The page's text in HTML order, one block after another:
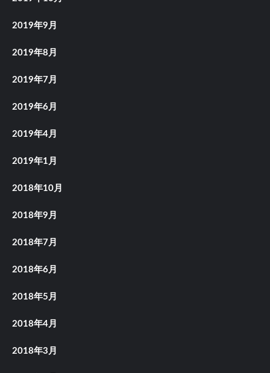
2019年9月
2019年8月
2019年7月
2019年6月
2019年4月
2019年1月
2018年10月
2018年9月
2018年7月
2018年6月
2018年5月
2018年4月
2018年3月